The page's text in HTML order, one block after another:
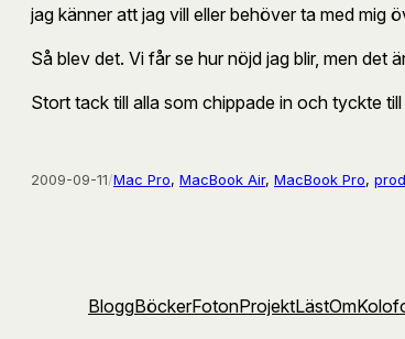
jag känner att jag vill eller behöver ta med mig
Så blev det. Vi får se hur nöjd jag blir, men det
Stort tack till alla som chippade in och tyckte
2009-09-11/Mac Pro, MacBook Air, MacBook Pro,
BloggBöckerFotonProjektLästOm